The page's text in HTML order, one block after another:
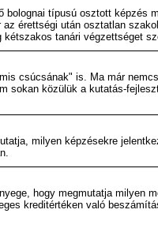
bolognai típusú osztott képzés
érettségi után osztatlan
tanári végzettséget
csúcsának" is. Ma már
sokan közülük a kutatás-
milyen képzésekre
hogy megmutatja milyen
kreditértéken való